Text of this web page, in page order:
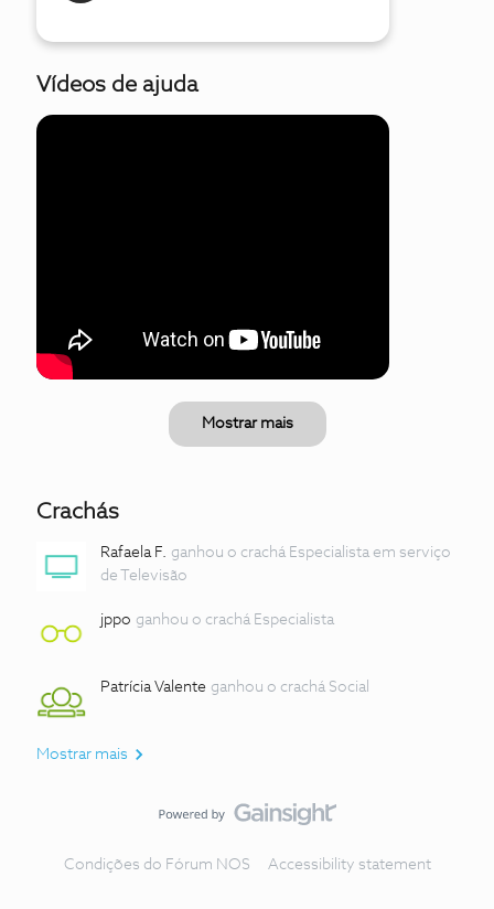
Vídeos de ajuda
Mostrar mais
Crachás
Rafaela F.
ganhou o crachá Especialista em serviço
de Televisão
jppo ganhou o crachá Especialista
Patrícia Valente ganhou o crachá Social
Mostrar mais
Condições do Fórum NOS Accessibility statement